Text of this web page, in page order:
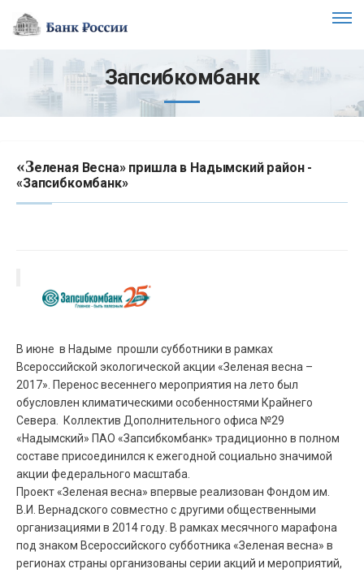
Запсибкомбанк
«Зеленая Весна» пришла в Надымский район -
«Запсибкомбанк»
В июне в Надыме прошли субботники в рамках
Всероссийской экологической акции «Зеленая весна –
2017». Перенос весеннего мероприятия на лето был
обусловлен климатическими особенностями Крайнего
Севера. Коллектив Дополнительного офиса №29
«Надымский» ПАО «Запсибкомбанк» традиционно в полном
составе присоединился к ежегодной социально значимой
акции федерального масштаба.
Проект «Зеленая весна» впервые реализован Фондом им.
В.И. Вернадского совместно с другими общественными
организациями в 2014 году. В рамках месячного марафона
под знаком Всероссийского субботника «Зеленая весна» в
регионах страны организованы серии акций и мероприятий,